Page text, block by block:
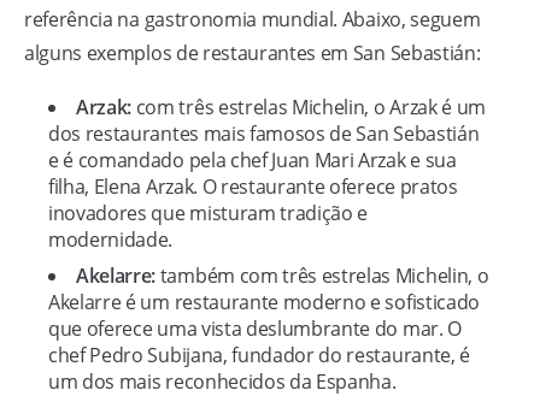
referência na gastronomia mundial. Abaixo, seguem
alguns exemplos de restaurantes em San Sebastián:
Arzak: com três estrelas Michelin, o Arzak é um
dos restaurantes mais famosos de San Sebastián
e é comandado pela chef Juan Mari Arzak e sua
filha, Elena Arzak. O restaurante oferece pratos
inovadores que misturam tradição e
modernidade.
Akelarre:também com três estrelas Michelin, o
Akelarre é um restaurante moderno e sofisticado
que oferece uma vista deslumbrante do mar. O
chef Pedro Subijana, fundador do restaurante, é
um dos mais reconhecidos da Espanha.